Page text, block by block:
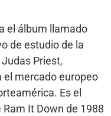
el álbum llamado
de estudio de la
Priest,
el mercado europeo
Es el
It Down de 1988